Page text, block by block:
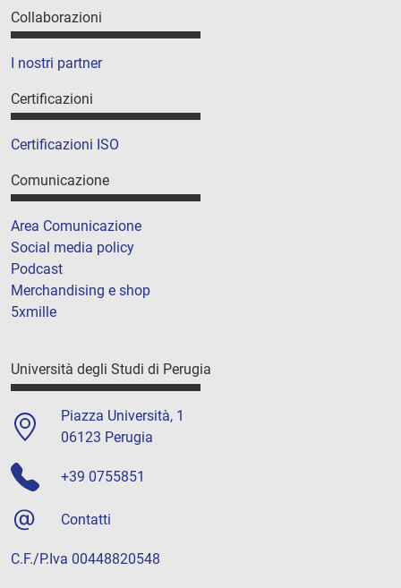
Collaborazioni
I nostri partner
Certificazioni
Certificazioni ISO
Comunicazione
Area Comunicazione
Social media policy
Podcast
Merchandising e shop
5xmille
Università degli Studi di Perugia
Piazza Università, 1
06123 Perugia
+39 0755851
Contatti
C.F./P.Iva 00448820548